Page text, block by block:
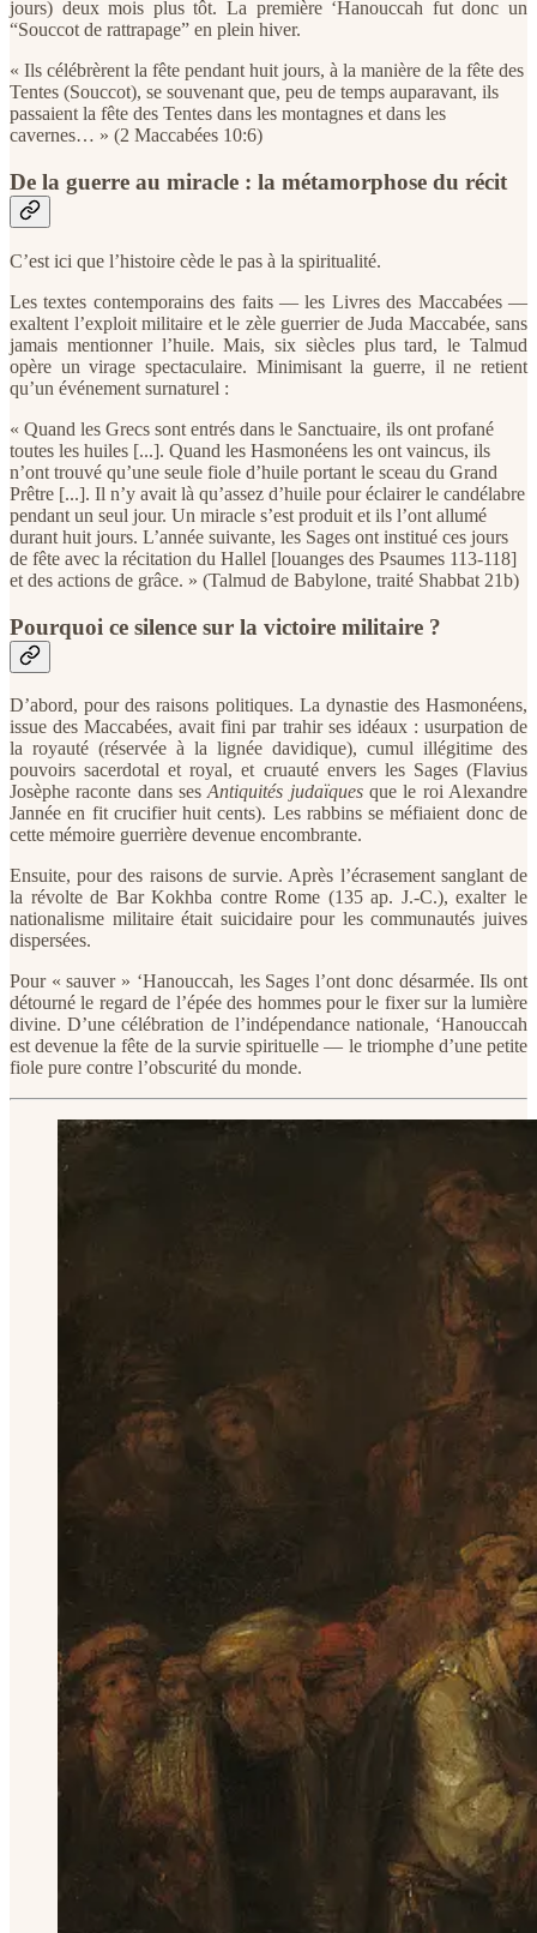
jours) deux mois plus tôt. La première ‘Hanouccah fut donc un
“Souccot de rattrapage” en plein hiver.
« Ils célébrèrent la fête pendant huit jours, à la manière de la fête des
Tentes (Souccot), se souvenant que, peu de temps auparavant, ils
passaient la fête des Tentes dans les montagnes et dans les
cavernes… » (2 Maccabées 10:6)
De la guerre au miracle : la métamorphose du récit
C’est ici que l’histoire cède le pas à la spiritualité.
Les textes contemporains des faits — les Livres des Maccabées —
exaltent l’exploit militaire et le zèle guerrier de Juda Maccabée, sans
jamais mentionner l’huile. Mais, six siècles plus tard, le Talmud
opère un virage spectaculaire. Minimisant la guerre, il ne retient
qu’un événement surnaturel :
« Quand les Grecs sont entrés dans le Sanctuaire, ils ont profané
toutes les huiles [...]. Quand les Hasmonéens les ont vaincus, ils
n’ont trouvé qu’une seule fiole d’huile portant le sceau du Grand
Prêtre [...]. Il n’y avait là qu’assez d’huile pour éclairer le candélabre
pendant un seul jour. Un miracle s’est produit et ils l’ont allumé
durant huit jours. L’année suivante, les Sages ont institué ces jours
de fête avec la récitation du Hallel [louanges des Psaumes 113-118]
et des actions de grâce. » (Talmud de Babylone, traité Shabbat 21b)
Pourquoi ce silence sur la victoire militaire ?
D’abord, pour des raisons politiques. La dynastie des Hasmonéens,
issue des Maccabées, avait fini par trahir ses idéaux : usurpation de
la royauté (réservée à la lignée davidique), cumul illégitime des
pouvoirs sacerdotal et royal, et cruauté envers les Sages (Flavius
Josèphe raconte dans sesAntiquités judaïquesque le roi Alexandre
Jannée en fit crucifier huit cents). Les rabbins se méfiaient donc de
cette mémoire guerrière devenue encombrante.
Ensuite, pour des raisons de survie. Après l’écrasement sanglant de
la révolte de Bar Kokhba contre Rome (135 ap. J.-C.), exalter le
nationalisme militaire était suicidaire pour les communautés juives
dispersées.
Pour « sauver » ‘Hanouccah, les Sages l’ont donc désarmée. Ils ont
détourné le regard de l’épée des hommes pour le fixer sur la lumière
divine. D’une célébration de l’indépendance nationale, ‘Hanouccah
est devenue la fête de la survie spirituelle — le triomphe d’une petite
fiole pure contre l’obscurité du monde.